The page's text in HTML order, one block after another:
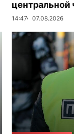
центральной
14:47 07.08.2026